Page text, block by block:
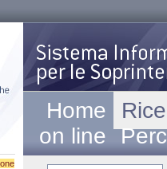
Home
on line